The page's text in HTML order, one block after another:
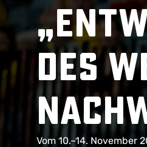
des
Vom 10.–14.